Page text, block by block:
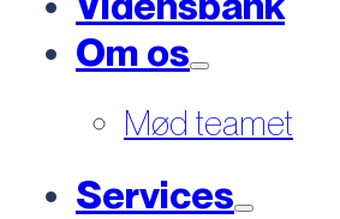
Om os
Mød teamet
Services